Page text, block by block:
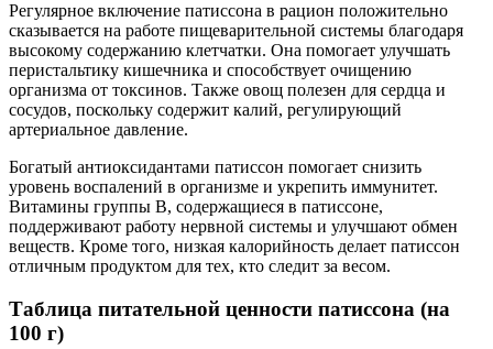
Регулярное включение патиссона в рацион положительно
сказывается на работе пищеварительной системы благодаря
высокому содержанию клетчатки. Она помогает улучшать
перистальтику кишечника и способствует очищению
организма от токсинов. Также овощ полезен для сердца и
сосудов, поскольку содержит калий, регулирующий
артериальное давление.
Богатый антиоксидантами патиссон помогает снизить
уровень воспалений в организме и укрепить иммунитет.
Витамины группы В, содержащиеся в патиссоне,
поддерживают работу нервной системы и улучшают обмен
веществ. Кроме того, низкая калорийность делает патиссон
отличным продуктом для тех, кто следит за весом.
Таблица питательной ценности патиссона (на
100 г)